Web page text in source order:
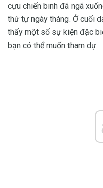
cựu chiến binh đã ngã
thứ tự ngày tháng. Ở cuối
thấy một số sự kiện đặc
bạn có thể muốn tham dự.